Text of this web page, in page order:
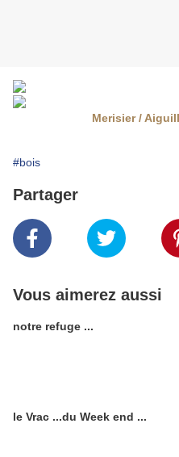
Merisier /
#bois
Partager
Vous aimerez aussi
notre refuge ...
le Vrac ...du Week end ...